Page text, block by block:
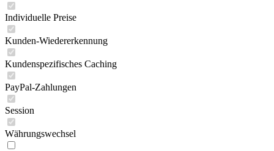
Individuelle Preise
Kunden-Wiedererkennung
Kundenspezifisches Caching
PayPal-Zahlungen
Session
Währungswechsel